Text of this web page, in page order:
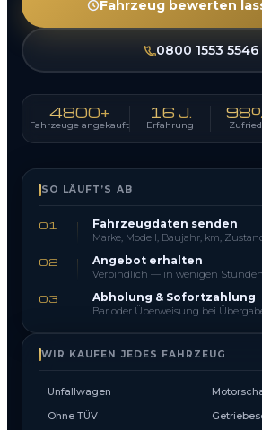
Fahrzeug bewerten
0800 1553 5546
4800+
Fahrzeuge angekauft
16 J.
Erfahrung
SO LÄUFT’S AB
01 Fahrzeugdaten senden
Marke, Modell, Baujahr, km,
02 Angebot erhalten
Verbindlich — in wenigen Stunden
03 Abholung & Sofortzahlung
Bar oder Überweisung bei
WIR KAUFEN JEDES FAHRZEUG
Unfallwagen
Ohne TÜV